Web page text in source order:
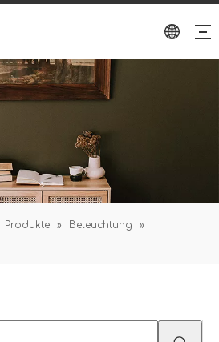
Produkte » Beleuchtung
»